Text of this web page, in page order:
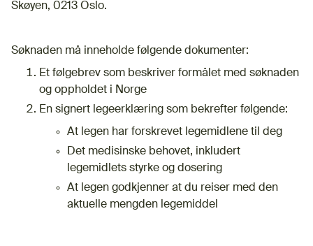
Skøyen, 0213 Oslo.
Søknaden må inneholde følgende dokumenter:
Et følgebrev som beskriver formålet med søknaden
og oppholdet i Norge
En signert legeerklæring som bekrefter følgende:
At legen har forskrevet legemidlene til deg
Det medisinske behovet, inkludert
legemidlets styrke og dosering
At legen godkjenner at du reiser med den
aktuelle mengden legemiddel